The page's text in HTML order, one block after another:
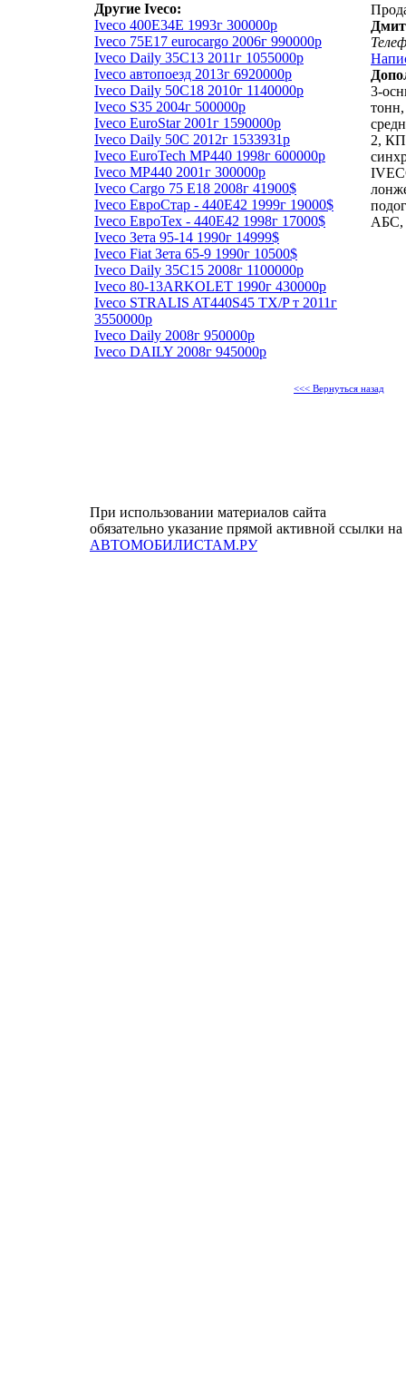
Другие Iveco:
Iveco 400Е34Е 1993г 300000р
Iveco 75E17 eurocargo 2006г 990000р
Iveco Daily 35C13 2011г 1055000р
Iveco автопоезд 2013г 6920000р
Iveco Daily 50C18 2010г 1140000р
Iveco S35 2004г 500000р
Iveco EuroStar 2001г 1590000р
Iveco Daily 50C 2012г 1533931р
Iveco EuroTech MP440 1998г 600000р
Iveco MP440 2001г 300000р
Iveco Cargo 75 Е18 2008г 41900$
Iveco ЕвроСтар - 440Е42 1999г 19000$
Iveco ЕвроТех - 440Е42 1998г 17000$
Iveco Зета 95-14 1990г 14999$
Iveco Fiat Зета 65-9 1990г 10500$
Iveco Daily 35C15 2008г 1100000р
Iveco 80-13ARKOLET 1990г 430000р
Iveco STRALIS AT440S45 TX/P т 2011г
3550000р
Iveco Daily 2008г 950000р
Iveco DAILY 2008г 945000р
3-
тонн,
2,
АБС,
<<< Вернуться назад
При использовании материалов сайта
обязательно указание прямой активной ссылки на
АВТОМОБИЛИСТАМ.РУ